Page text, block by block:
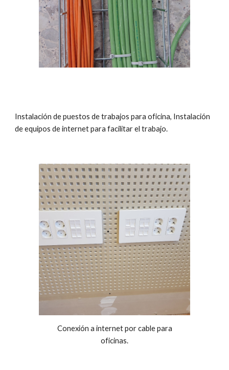
Instalación de puestos de trabajos para oficina, Instalación
de equipos de internet para facilitar el trabajo.
Conexión a internet por cable para
oficinas.